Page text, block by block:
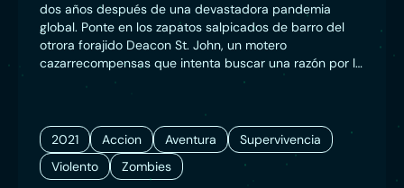
dos años después de una devastadora pandemia
global. Ponte en los zapatos salpicados de barro del
otrora forajido Deacon St. John, un motero
cazarrecompensas que intenta buscar una razón por la
que vivir en una tierra rodeada de muerte. Registra
equipamiento para crear armas y objetos valiosos o
arriésgate a tratar con otros supervivientes que se
ganan la vida a duras penas mediante intercambios
justos... u otros métodos más violentos.
2021 Accion Aventura
Supervivencia
Violento
Zombies